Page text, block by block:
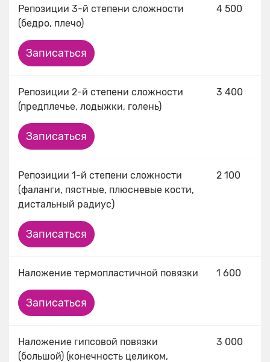
Репозиции 3-й степени сложности
(бедро, плечо)
4 500
Записаться
Репозиции 2-й степени сложности
(предплечье, лодыжки, голень)
3 400
Записаться
Репозиции 1-й степени сложности
(фаланги, пястные, плюсневые кости,
дистальный радиус)
2 100
Записаться
Наложение термопластичной повязки 1 600
Записаться
Наложение гипсовой повязки
(большой) (конечность целиком,
3 000